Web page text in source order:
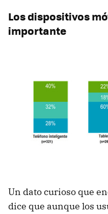
Los dispositivos
importante
Un dato curioso que
dice que aunque los